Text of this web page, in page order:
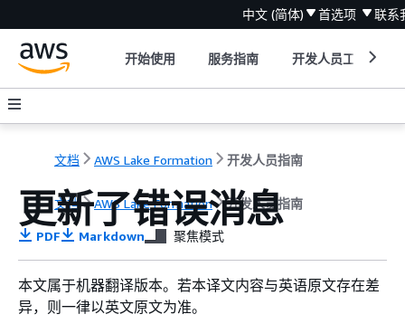
中文 (简体) 首选项 联系
开始使用 服务指南 开发人员工具
文档 AWS Lake Formation 开发人员指南
文档 AWS Lake Formation 开发人员指南
更新了错误消息
PDF Markdown 聚焦模式
本文属于机器翻译版本。若本译文内容与英语原文存在差
异，则一律以英文原文为准。